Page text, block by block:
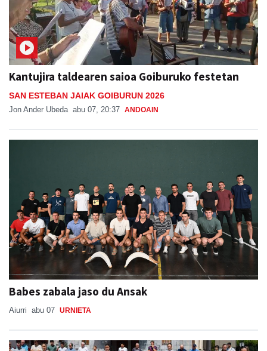
Kantujira taldearen saioa Goiburuko festetan
SAN ESTEBAN JAIAK GOIBURUN 2026
Jon Ander Ubeda abu 07, 20:37 ANDOAIN
Babes zabala jaso du Ansak
Aiurri abu 07 URNIETA